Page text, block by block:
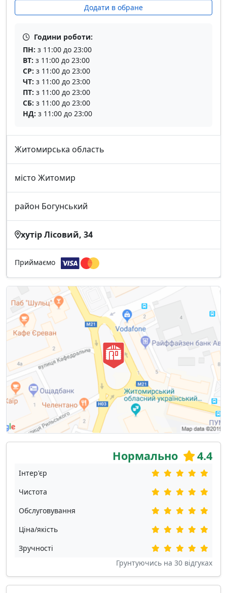
Додати в обране
Години роботи:
ПН: з 11:00 до 23:00
ВТ: з 11:00 до 23:00
СР: з 11:00 до 23:00
ЧТ: з 11:00 до 23:00
ПТ: з 11:00 до 23:00
СБ: з 11:00 до 23:00
НД: з 11:00 до 23:00
Житомирська область
місто Житомир
район Богунський
хутір Лісовий, 34
Приймаємо
Нормально 4.4
Інтер'єр
Чистота
Обслуговування
Ціна/якість
Зручності
Грунтуючись на 30 відгуках